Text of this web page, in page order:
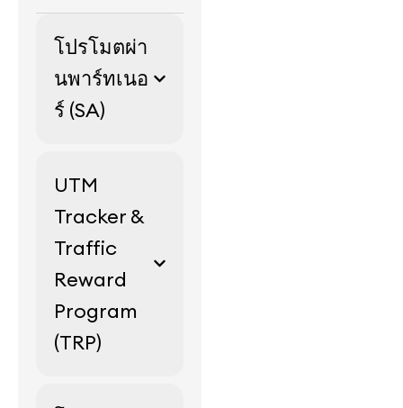
โปรโมตผ่า
นพาร์ทเนอ
ร์ (SA)
UTM
Tracker &
Traffic
Reward
Program
(TRP)